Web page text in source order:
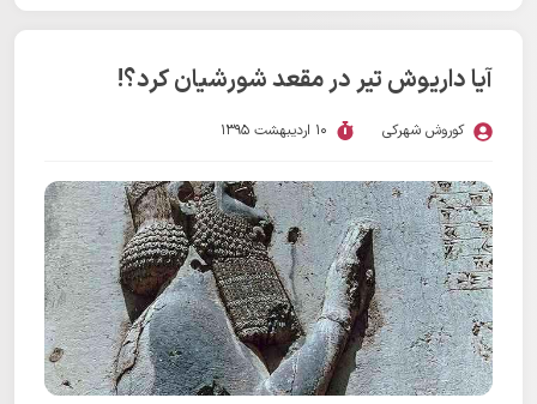
آیا داریوش تیر در مقعد شورشیان کرد؟!
کوروش شهرکی 10 اردیبهشت 1395